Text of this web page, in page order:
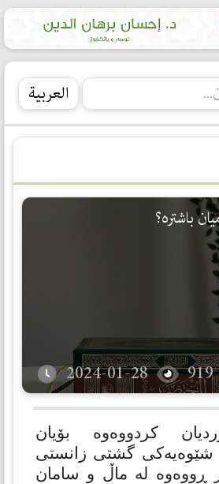
العربیة
باشترە؟
2024-01-28
كردووەوە بۆیان
شێوەیەكی گشتی زانستی
ڕووەوە لە ماڵ و سامان